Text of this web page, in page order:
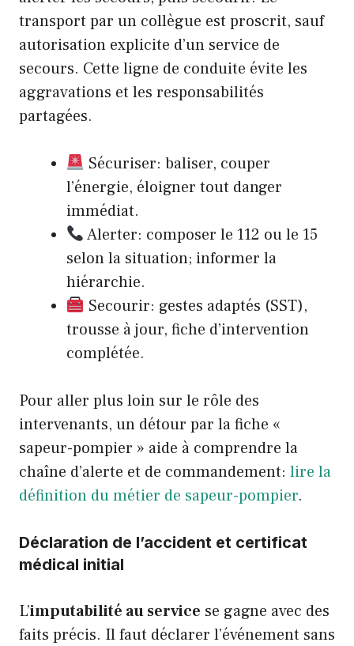
transport par un collègue est proscrit, sauf
autorisation explicite d’un service de
secours. Cette ligne de conduite évite les
aggravations et les responsabilités
partagées.
Sécuriser: baliser, couper
l’énergie, éloigner tout danger
immédiat.
Alerter: composer le 112 ou le 15
selon la situation; informer la
hiérarchie.
Secourir: gestes adaptés (SST),
trousse à jour, fiche d’intervention
complétée.
Pour aller plus loin sur le rôle des
intervenants, un détour par la fiche «
sapeur-pompier » aide à comprendre la
chaîne d’alerte et de commandement: lire la
définition du métier de sapeur-pompier.
Déclaration de l’accident et certificat
médical initial
L’imputabilité au service se gagne avec des
faits précis. Il faut déclarer l’événement sans